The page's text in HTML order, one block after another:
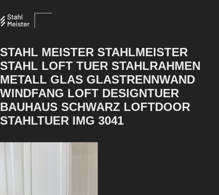
STAHL MEISTER STAHLMEISTER
STAHL LOFT TUER STAHLRAHMEN
METALL GLAS GLASTRENNWAND
WINDFANG LOFT DESIGNTUER
BAUHAUS SCHWARZ LOFTDOOR
STAHLTUER IMG 3041